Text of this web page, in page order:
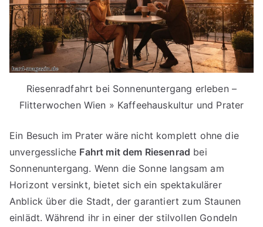
Riesenradfahrt bei Sonnenuntergang erleben –
Flitterwochen Wien » Kaffeehauskultur und Prater
Ein Besuch im Prater wäre nicht komplett ohne die
unvergessliche Fahrt mit dem Riesenrad bei
Sonnenuntergang. Wenn die Sonne langsam am
Horizont versinkt, bietet sich ein spektakulärer
Anblick über die Stadt, der garantiert zum Staunen
einlädt. Während ihr in einer der stilvollen Gondeln